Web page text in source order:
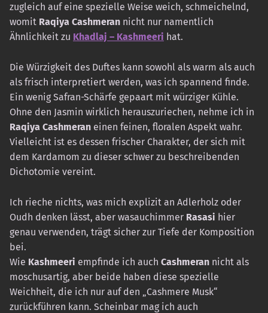
zugleich auf eine spezielle Weise weich, schmeichelnd,
womit Raqiya Cashmeran nicht nur namentlich
Ähnlichkeit zu Khadlaj – Kashmeeri hat.
Die Würzigkeit des Duftes kann sowohl als warm als auch
als frisch interpretiert werden, was ich spannend finde.
Ein wenig Safran-Schärfe gepaart mit würziger Kühle.
Ohne den Jasmin wirklich herauszuriechen, nehme ich in
Raqiya Cashmeran einen feinen, floralen Aspekt wahr.
Vielleicht ist es dessen frischer Charakter, der sich mit
dem Kardamom zu dieser schwer zu beschreibenden
Dichotomie vereint.
Ich rieche nichts, was mich explizit an Adlerholz oder
Oudh denken lässt, aber wasauchimmer Rasasi hier
genau verwenden, trägt sicher zur Tiefe der Komposition
bei.
Wie Kashmeeri empfinde ich auch Cashmeran nicht als
moschusartig, aber beide haben diese spezielle
Weichheit, die ich nur auf den „Cashmere Musk“
zurückführen kann. Scheinbar mag ich auch